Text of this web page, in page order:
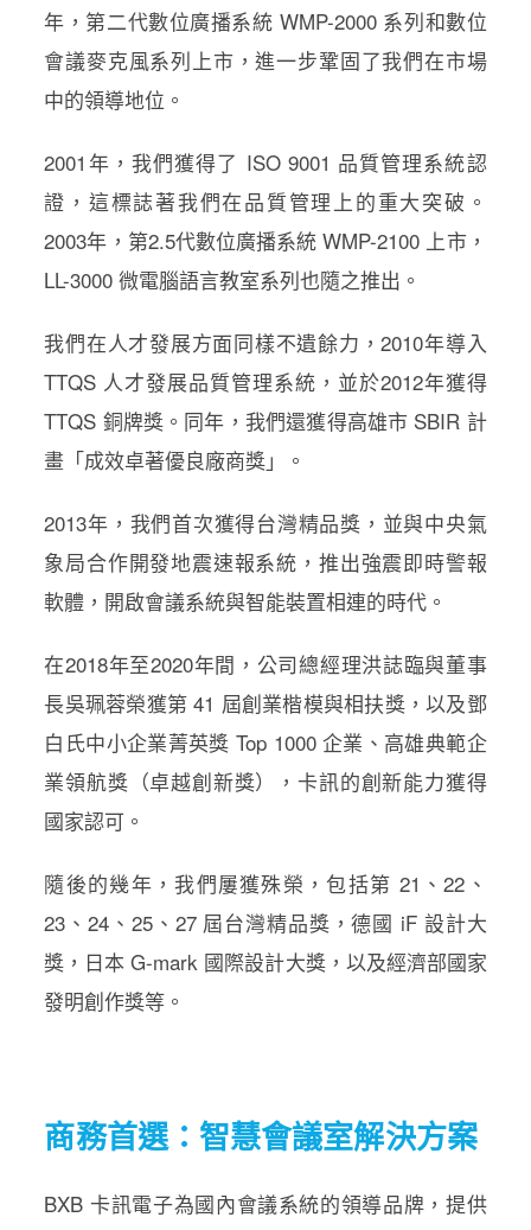
年，第二代數位廣播系統 WMP-2000 系列和數位
會議麥克風系列上市，進一步鞏固了我們在市場
中的領導地位。
2001年，我們獲得了 ISO 9001 品質管理系統認
證，這標誌著我們在品質管理上的重大突破。
2003年，第2.5代數位廣播系統 WMP-2100 上市，
LL-3000 微電腦語言教室系列也隨之推出。
我們在人才發展方面同樣不遺餘力，2010年導入
TTQS 人才發展品質管理系統，並於2012年獲得
TTQS 銅牌獎。同年，我們還獲得高雄市 SBIR 計
畫「成效卓著優良廠商獎」。
2013年，我們首次獲得台灣精品獎，並與中央氣
象局合作開發地震速報系統，推出強震即時警報
軟體，開啟會議系統與智能裝置相連的時代。
在2018年至2020年間，公司總經理洪誌臨與董事
長吳珮蓉榮獲第 41 屆創業楷模與相扶獎，以及鄧
白氏中小企業菁英獎 Top 1000 企業、高雄典範企
業領航獎（卓越創新獎），卡訊的創新能力獲得
國家認可。
隨後的幾年，我們屢獲殊榮，包括第 21、22、
23、24、25、27 屆台灣精品獎，德國 iF 設計大
獎，日本 G-mark 國際設計大獎，以及經濟部國家
發明創作獎等。
商務首選：智慧會議室解決方案
BXB 卡訊電子為國內會議系統的領導品牌，提供